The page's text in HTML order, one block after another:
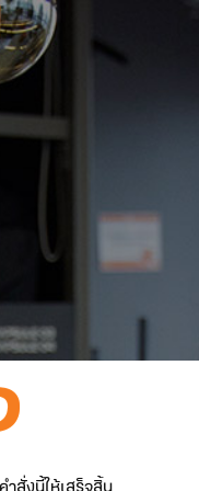
สั่งนี้ให้เสร็จสิ้น